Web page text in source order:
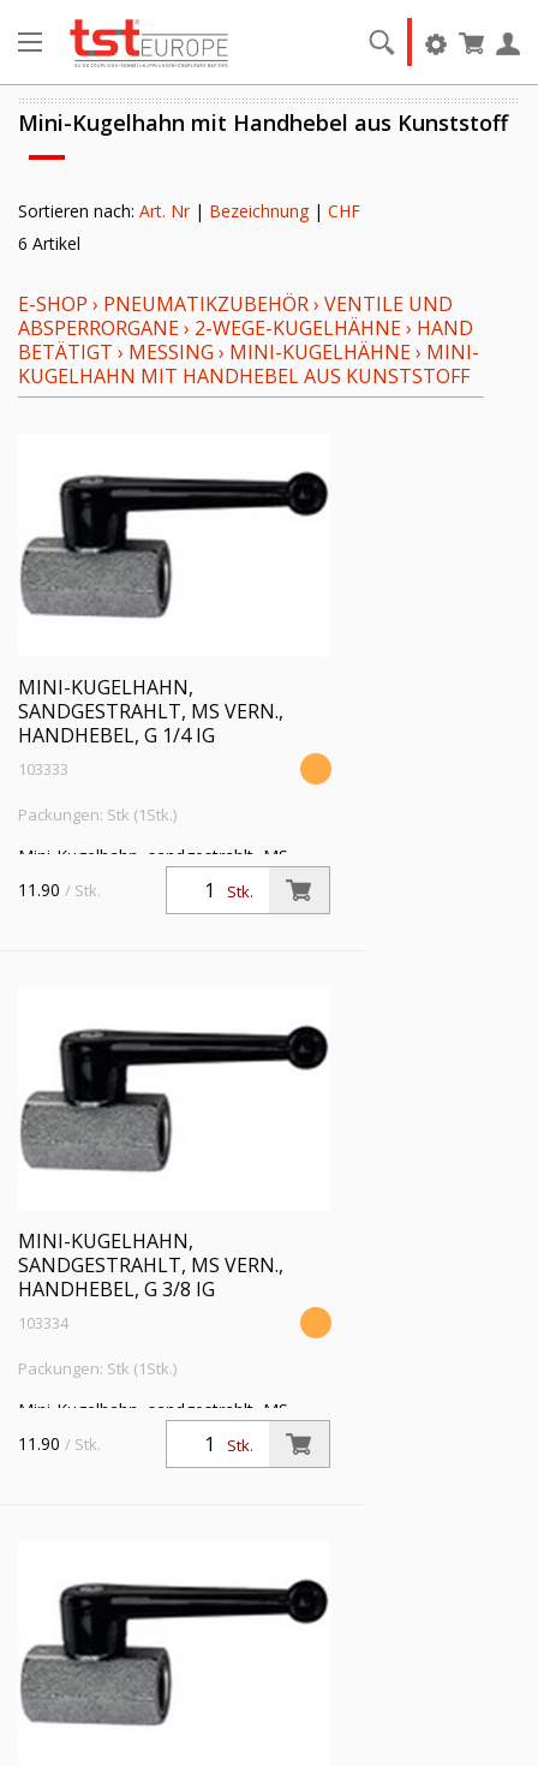
Mini-Kugelhahn mit Handhebel aus Kunststoff
Sortieren nach: Art. Nr| Bezeichnung| CHF
6 Artikel
E-SHOP › PNEUMATIKZUBEHÖR› VENTILE UND
ABSPERRORGANE› 2-WEGE-KUGELHÄHNE› HAND
BETÄTIGT › MESSING › MINI-KUGELHÄHNE› MINI-
KUGELHAHN MIT HANDHEBEL AUS KUNSTSTOFF
MINI-KUGELHAHN,
SANDGESTRAHLT, MS VERN.,
HANDHEBEL, G 1/4 IG
103333
Packungen: Stk (1Stk.)
Mini-Kugelhahn, sandgestrahlt, MS
vern., Handhebel, Mediums-/
Umgebungstemp. -10 °C bis 90 °C, G
Stk.
11.90 / Stk.
MINI-KUGELHAHN,
SANDGESTRAHLT, MS VERN.,
HANDHEBEL, G 3/8 IG
103334
Packungen: Stk (1Stk.)
Mini-Kugelhahn, sandgestrahlt, MS
vern., Handhebel, Mediums-/
Umgebungstemp. -10 °C bis 90 °C, G
Stk.
11.90 / Stk.